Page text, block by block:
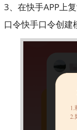
3、在快手APP上
口令快手口令创建